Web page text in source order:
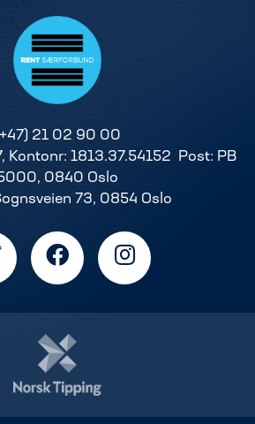
21 02 90 00
Kontonr: 1813.37.54152 Post: PB
0840 Oslo
73, 0854 Oslo